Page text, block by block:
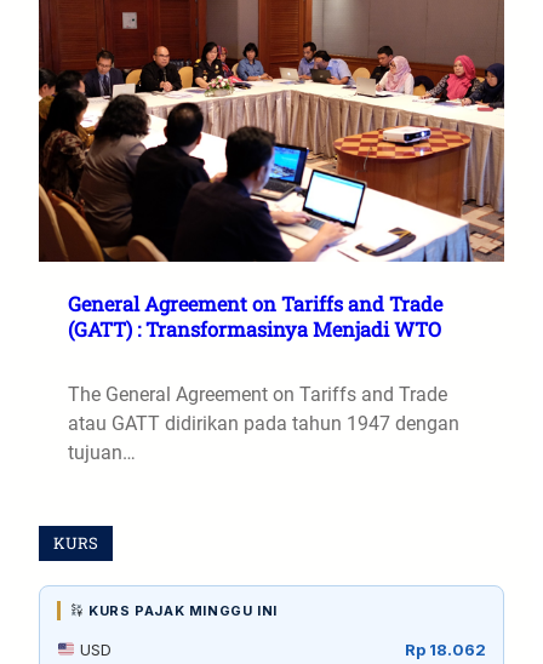
General Agreement on Tariffs and Trade
(GATT) : Transformasinya Menjadi WTO
The General Agreement on Tariffs and Trade
atau GATT didirikan pada tahun 1947 dengan
tujuan…
KURS
KURS PAJAK MINGGU INI
USD
Rp 18.062